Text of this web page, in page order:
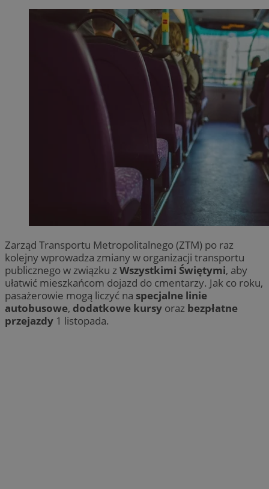
Zarząd Transportu Metropolitalnego (ZTM) po raz
kolejny wprowadza zmiany w organizacji transportu
publicznego w związku zWszystkimi Świętymi, aby
ułatwić mieszkańcom dojazd do cmentarzy. Jak co roku,
pasażerowie mogą liczyć na specjalne linie
autobusowe, dodatkowe kursy oraz bezpłatne
przejazdy 1 listopada.